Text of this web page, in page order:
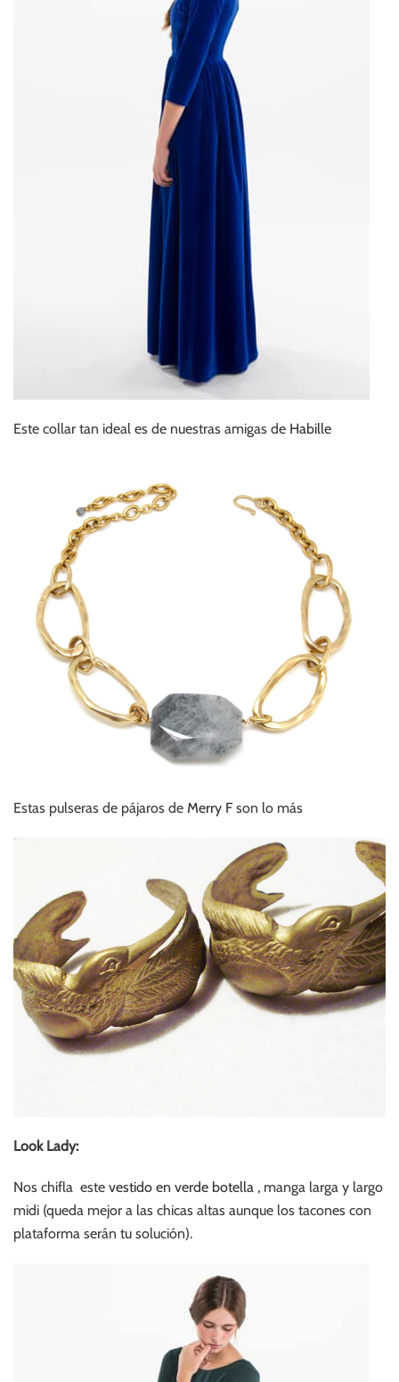
Este collar tan ideal es de nuestras amigas de Habille
Estas pulseras de pájaros de Merry F son lo más
Look Lady:
Nos chifla este vestido en verde botella , manga larga y largo
midi (queda mejor a las chicas altas aunque los tacones con
plataforma serán tu solución).